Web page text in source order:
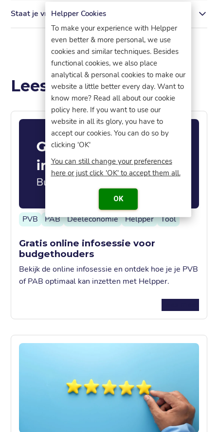
Helpper Cookies
To make your experience with Helpper
even better & more personal, we use
cookies and similar techniques. Besides
functional cookies, we also place
analytical & personal cookies to make our
website a little better every day. Want to
know more? Read all about our cookie
policy here. If you want to use our
website in all its glory, you have to
accept our cookies. You can do so by
clicking 'OK'
You can still change your preferences
here or just click 'OK' to accept them all.
OK
Staat je vraag er niet tussen?
Lees meer
PVB PAB Deeleconomie Helpper Tool
Gratis online infosessie voor
budgethouders
Bekijk de online infosessie en ontdek hoe je je PVB
of PAB optimaal kan inzetten met Helpper.